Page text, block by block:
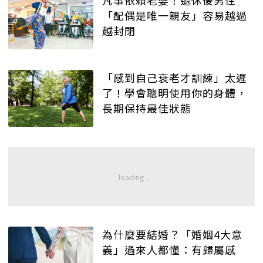
「配偶是唯一親友」容易越過
越封閉
「感到自己衰老才訓練」太遲
了！學會聰明使用你的身體，
長期保持最佳狀態
為什麼要結婚？「婚姻4大意
義」過來人都懂：有歸屬感